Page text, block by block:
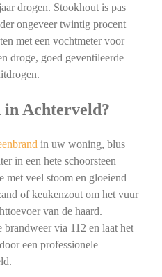
drogen. Stookhout is pas
ongeveer twintig procent
met een vochtmeter voor
droge, goed geventileerde
in Achterveld?
in uw woning, blus
in een hete schoorsteen
met veel stoom en gloeiend
of keukenzout om het vuur
van de haard.
brandweer via 112 en laat het
een professionele